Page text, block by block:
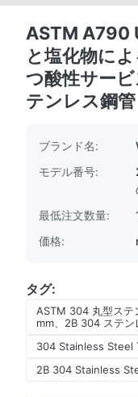
ASTM A790
と塩化物に
つ酸性サー
テンレス鋼管
ブランド名:
モデル番号:
最低注文数量:
価格:
タグ:
ASTM 304 丸型ステ
mm、2B 304 ステン
304 Stainless Steel
2B 304 Stainless